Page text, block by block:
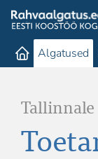
Algatused
Tallinnale